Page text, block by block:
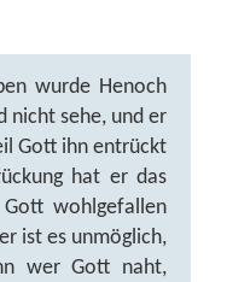
wurde Henoch
nicht sehe, und er
Gott ihn entrückt
hat er das
wohlgefallen
ist es unmöglich,
wer Gott naht,